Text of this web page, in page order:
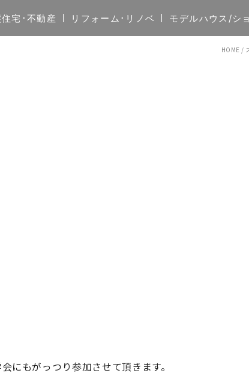
宅･不動産 リフォーム･リノベ モデルハウス/シ
HOME /
にもがっつり参加させて頂きます。